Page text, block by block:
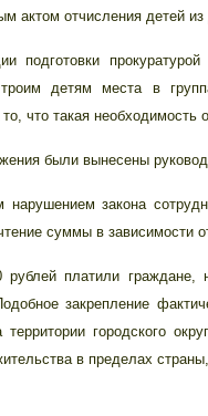
актом отчисления детей
прокуратурой
детям места в
что такая необходимость
были вынесены
закона
суммы в зависимости
платили граждане, не
закрепление
территории городского
в пределах